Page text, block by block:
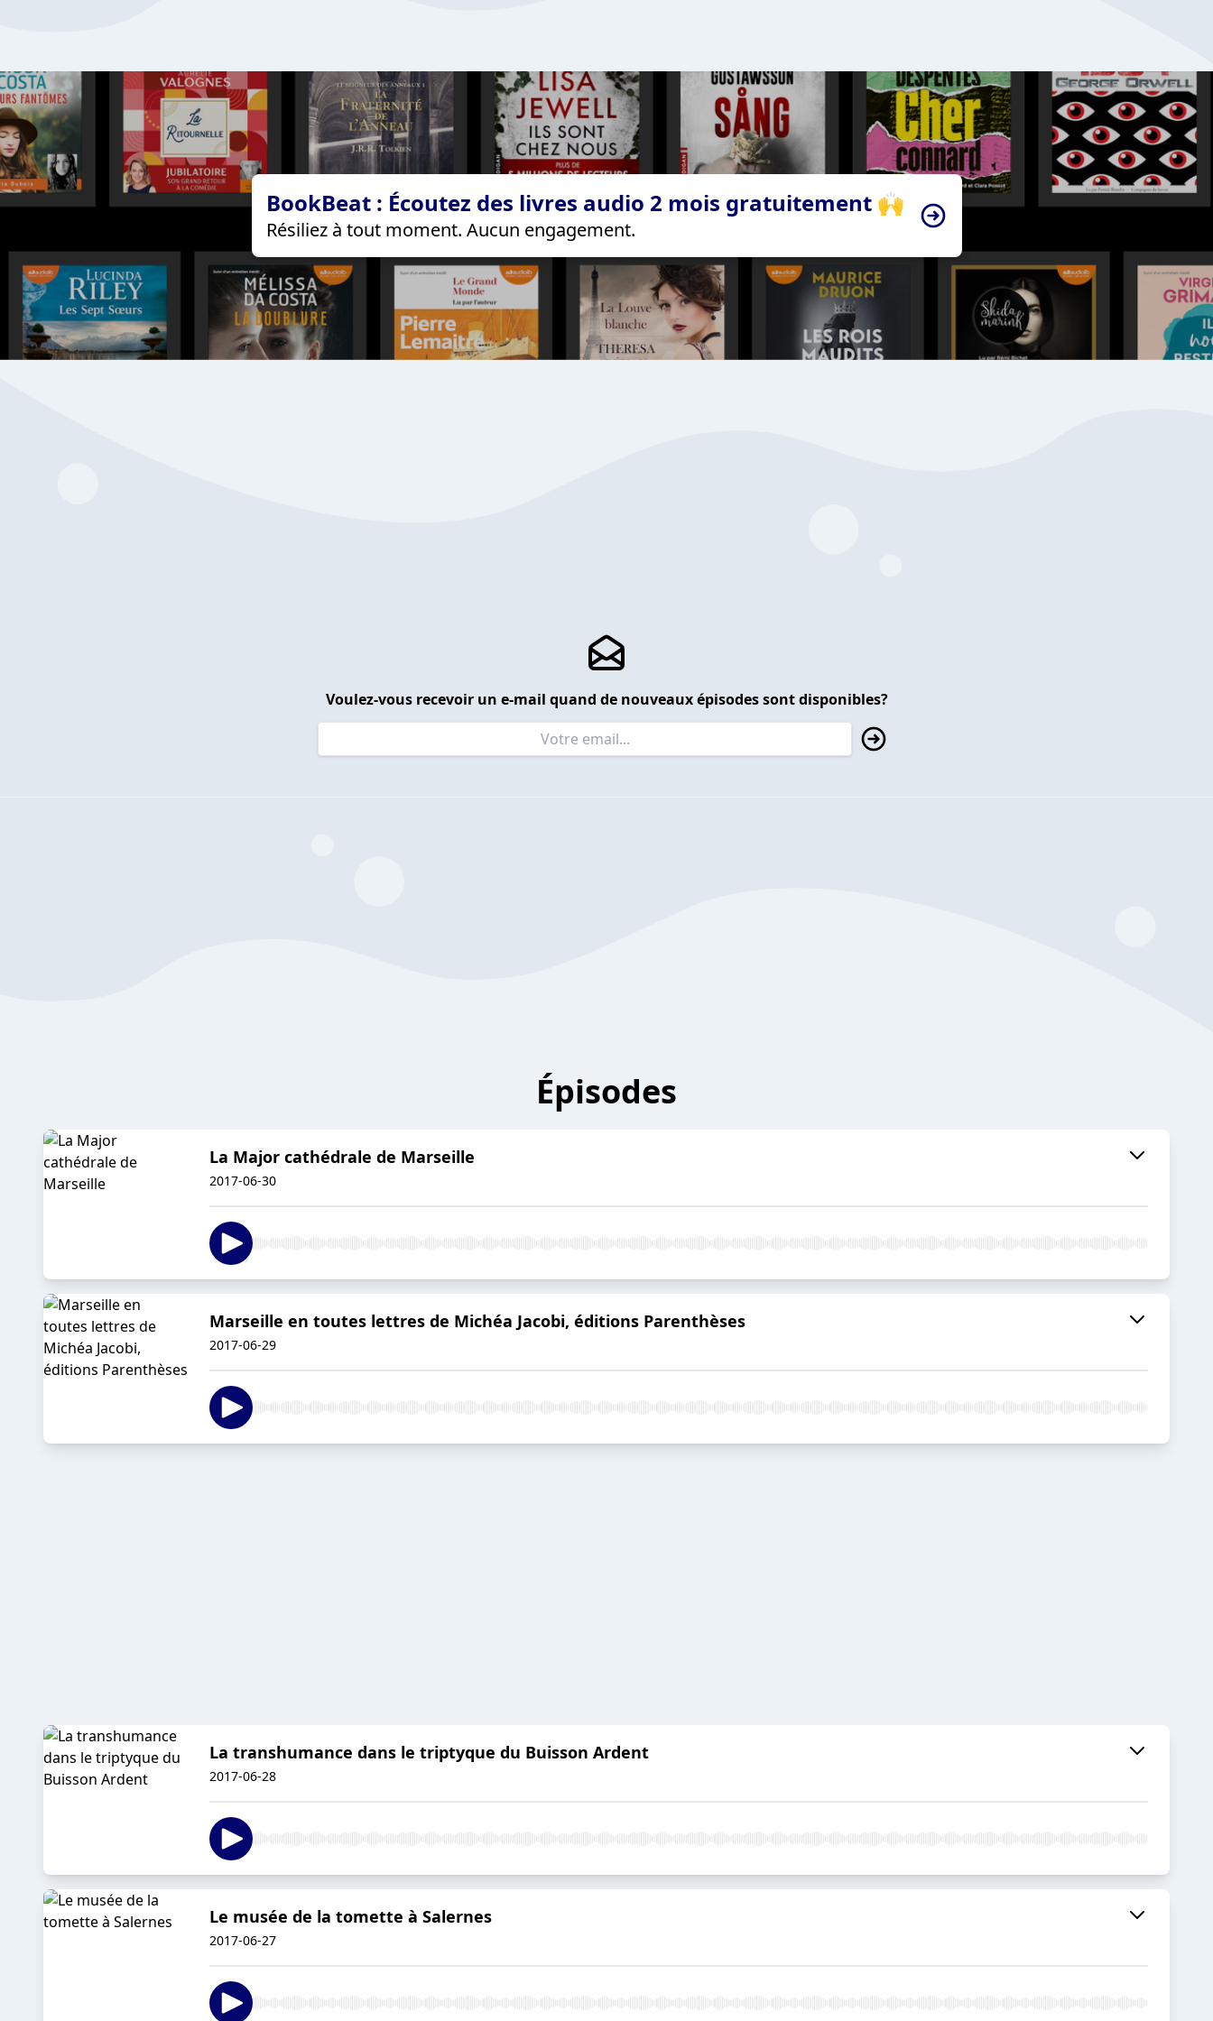
BookBeat : Écoutez des livres audio 2 mois gratuitement 🙌
Résiliez à tout moment. Aucun engagement.
Voulez-vous recevoir un e-mail quand de nouveaux épisodes sont disponibles?
Épisodes
La Major cathédrale de Marseille
2017-06-30
Marseille en toutes lettres de Michéa Jacobi, éditions Parenthèses
2017-06-29
La transhumance dans le triptyque du Buisson Ardent
2017-06-28
Le musée de la tomette à Salernes
2017-06-27